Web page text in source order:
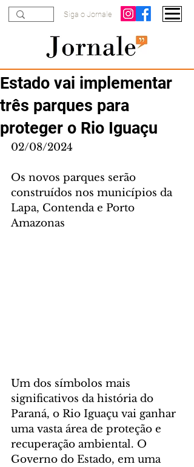
Siga o Jornale
Estado vai implementar
três parques para
proteger o Rio Iguaçu
02/08/2024
Os novos parques serão
construídos nos municípios da
Lapa, Contenda e Porto
Amazonas
Um dos símbolos mais
significativos da história do
Paraná, o Rio Iguaçu vai ganhar
uma vasta área de proteção e
recuperação ambiental. O
Governo do Estado, em uma